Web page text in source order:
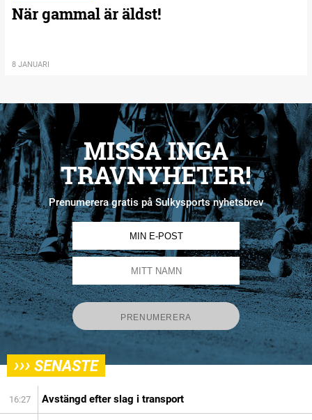
När gammal är äldst!
8 JANUARI
MISSA INGA
TRAVNYHETER!
Prenumerera gratis på Sulkysports nyhetsbrev
››› SENASTE
16:27 Avstängd efter slag i transport